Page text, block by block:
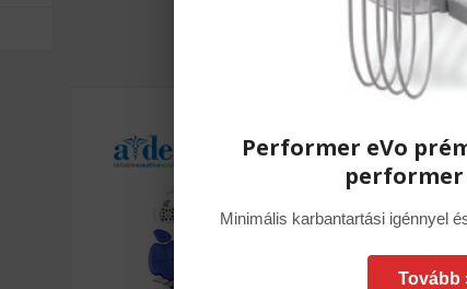
Performer eVo
Minimális karbantartási igénnyel
Tovább